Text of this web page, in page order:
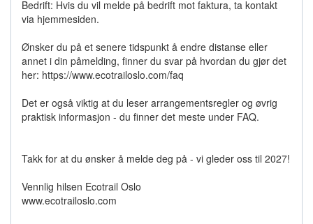
Bedrift: Hvis du vil melde på bedrift mot faktura, ta kontakt
via hjemmesiden.
Ønsker du på et senere tidspunkt å endre distanse eller
annet i din påmelding, finner du svar på hvordan du gjør det
her: https://www.ecotrailoslo.com/faq
Det er også viktig at du leser arrangementsregler og øvrig
praktisk informasjon - du finner det meste under FAQ.
Takk for at du ønsker å melde deg på - vi gleder oss til 2027!
Vennlig hilsen Ecotrail Oslo
www.ecotrailoslo.com